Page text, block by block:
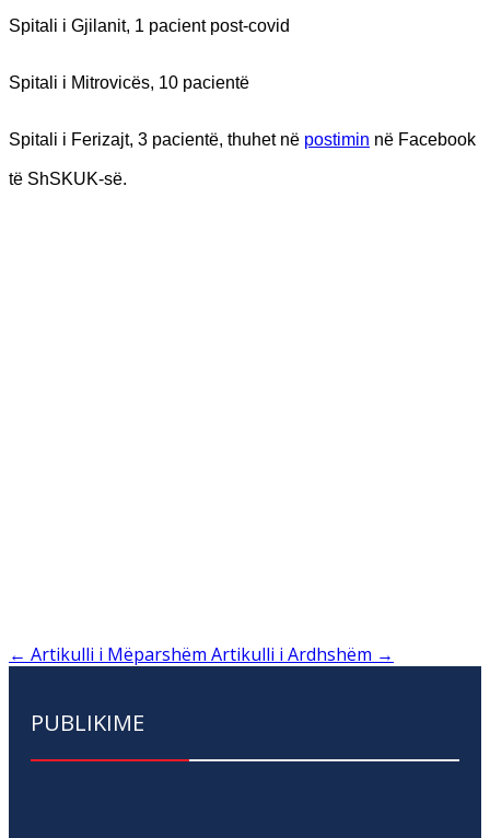
Spitali i Gjilanit, 1 pacient post-covid
Spitali i Mitrovicës, 10 pacientë
Spitali i Ferizajt, 3 pacientë, thuhet në postimin në Facebook
të ShSKUK-së.
← Artikulli i Mëparshëm Artikulli i Ardhshëm →
PUBLIKIME